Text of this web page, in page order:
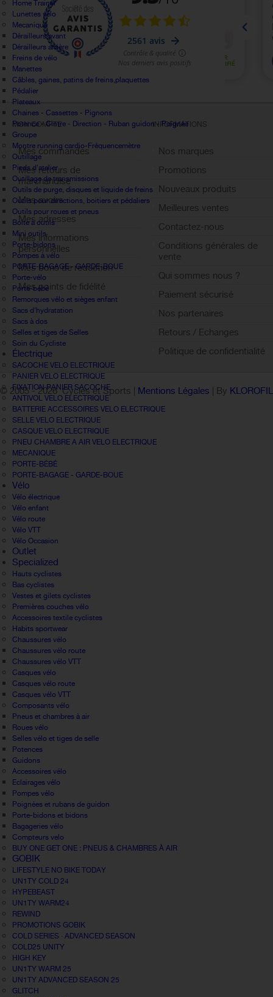
Home Trainer
Lunettes vélo
Mecanique
Dérailleurs avant
Dérailleurs arrière
Freins de vélo
Manettes
Câbles, gaines, patins de freins,plaquettes
Pédalier
Plateaux
Chaines - Cassettes - Pignons
Potence - Cintre - Direction - Ruban guidon - Poignée
Groupe
Montre running cardio-Fréquencemètre
Outillage
Pieds d'atelier
Outillage de transmissions
Outils de purge, disques et liquide de freins
Outils pour directions, boitiers et pédaliers
Outils pour roues et pneus
Boite à outils
Mini outils
Porte-bidons
Pompes à vélo
PORTE-BAGAGE - GARDE-BOUE
Porte-vélo
Porte-bébé
Remorques vélo et sièges enfant
Sacs d'hydratation
Sacs à dos
Selles et tiges de Selles
Soin du Cycliste
Électrique
SACOCHE VELO ELECTRIQUE
PANIER VELO ELECTRIQUE
FIXATION PANIER SACOCHE
ANTIVOL VELO ELECTRIQUE
BATTERIE ACCESSOIRES VELO ELECTRIQUE
SELLE VELO ELECTRIQUE
CASQUE VELO ELECTRIQUE
PNEU CHAMBRE A AIR VELO ELECTRIQUE
MECANIQUE
PORTE-BÉBÉ
PORTE-BAGAGE - GARDE-BOUE
Vélo
Vélo électrique
Vélo enfant
Vélo route
Vélo VTT
Vélo Occasion
Outlet
Specialized
Hauts cyclistes
Bas cyclistes
Vestes et gilets cyclistes
Premières couches vélo
Accessoires textile cyclistes
Habits sportwear
Chaussures vélo
Chaussures vélo route
Chaussures vélo VTT
Casques vélo
Casques vélo route
Casques vélo VTT
Composants vélo
Pneus et chambres à air
Roues vélo
Selles vélo et tiges de selle
Potences
Guidons
Accessoires vélo
Eclairages vélo
Pompes vélo
Poignées et rubans de guidon
Porte-bidons et bidons
Bagageries vélo
Compteurs velo
BUY ONE GET ONE : PNEUS & CHAMBRES À AIR
GOBIK
LIFESTYLE NO BIKE TODAY
UN1TY COLD 24
HYPEBEAST
UN1TY WARM24
REWIND
PROMOTIONS GOBIK
COLD SERIES · ADVANCED SEASON
COLD25 UNITY
HIGH KEY
UN1TY WARM 25
UN1TY ADVANCED SEASON 25
GLITCH
MON COMPTE
Mes commandes
Mes retours de
marchandise
Mes avoirs
Mes adresses
Mes informations
personnelles
Mes bons de réduction
Mes points de fidélité
Sign out
INFORMATIONS
Nos marques
Promotions
Nouveaux produits
Meilleures ventes
Contactez-nous
Conditions générales de
vente
Qui sommes nous ?
Paiement sécurisé
Nos partenaires
Retours / Echanges
Politique de confidentialité
© 2005 -2026 Cycles et Sports | Mentions Légales | By